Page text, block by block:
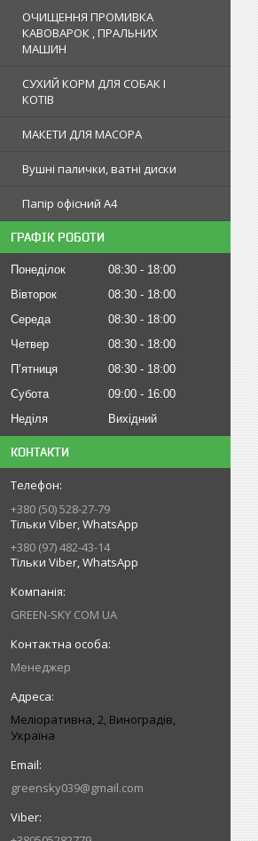
ОЧИЩЕННЯ ПРОМИВКА
КАВОВАРОК , ПРАЛЬНИХ
МАШИН
СУХИЙ КОРМ ДЛЯ СОБАК І
КОТІВ
МАКЕТИ ДЛЯ МАСОРА
Вушні палички, ватні диски
Папір офісний А4
ГРАФІК РОБОТИ
Понеділок 08:30
18:00
Вівторок
08:30
18:00
Середа
08:30
18:00
Четвер
08:30
18:00
Пʼятниця
08:30
18:00
Субота
09:00
16:00
Неділя
Вихідний
КОНТАКТИ
+380 (50) 528-27-79
Тільки Viber, WhatsApp
+380 (97) 482-43-14
Тільки Viber, WhatsApp
GREEN-SKY COM UA
Менеджер
Меліоративна, 2, Виноградів,
Україна
greensky039@gmail.com